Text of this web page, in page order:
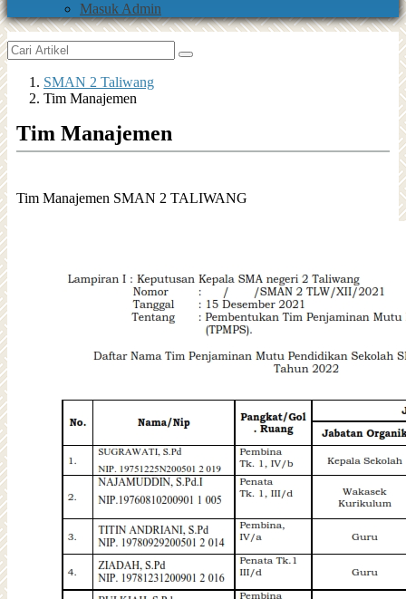
Masuk Admin
SMAN 2 Taliwang
Tim Manajemen
Tim Manajemen
Tim Manajemen SMAN 2 TALIWANG